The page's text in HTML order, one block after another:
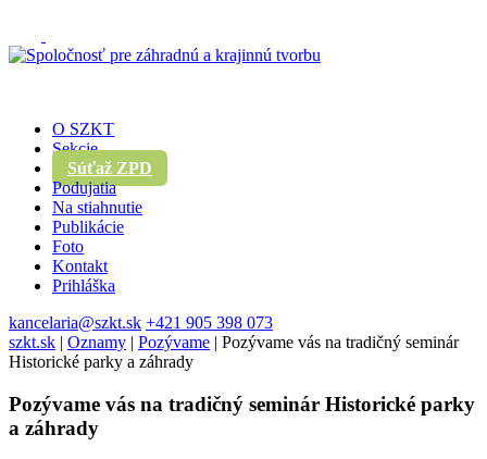
O SZKT
Sekcie
Súťaž ZPD
Podujatia
Na stiahnutie
Publikácie
Foto
Kontakt
Prihláška
kancelaria@szkt.sk +421 905 398 073
szkt.sk | Oznamy | Pozývame | Pozývame vás na tradičný seminár
Historické parky a záhrady
Pozývame vás na tradičný seminár Historické parky
a záhrady